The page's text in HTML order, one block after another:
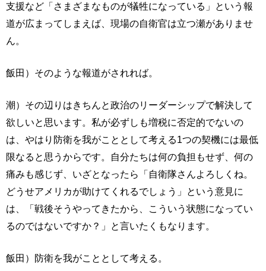
支援など「さまざまなものが犠牲になっている」という報
道が広まってしまえば、現場の自衛官は立つ瀬がありませ
ん。
飯田）そのような報道がされれば。
潮）その辺りはきちんと政治のリーダーシップで解決して
欲しいと思います。私が必ずしも増税に否定的でないの
は、やはり防衛を我がこととして考える1つの契機には最低
限なると思うからです。自分たちは何の負担もせず、何の
痛みも感じず、いざとなったら「自衛隊さんよろしくね。
どうせアメリカが助けてくれるでしょう」という意見に
は、「戦後そうやってきたから、こういう状態になってい
るのではないですか？」と言いたくもなります。
飯田）防衛を我がこととして考える。